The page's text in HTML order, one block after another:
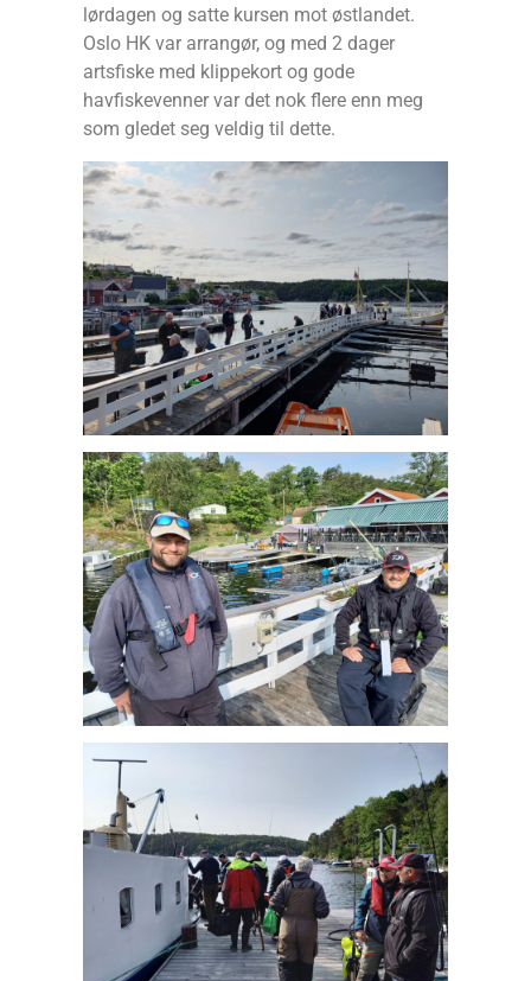
lørdagen og satte kursen mot østlandet.
Oslo HK var arrangør, og med 2 dager
artsfiske med klippekort og gode
havfiskevenner var det nok flere enn meg
som gledet seg veldig til dette.